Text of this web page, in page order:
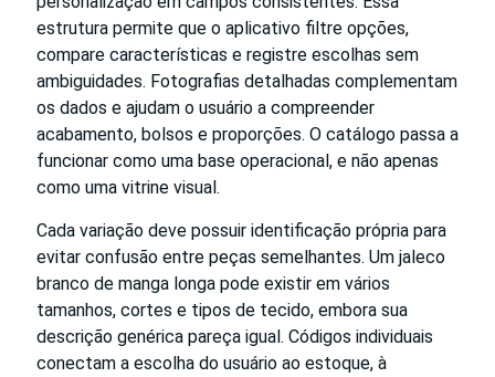
estrutura permite que o aplicativo filtre opções,
compare características e registre escolhas sem
ambiguidades. Fotografias detalhadas complementam
os dados e ajudam o usuário a compreender
acabamento, bolsos e proporções. O catálogo passa a
funcionar como uma base operacional, e não apenas
como uma vitrine visual.
Cada variação deve possuir identificação própria para
evitar confusão entre peças semelhantes. Um jaleco
branco de manga longa pode existir em vários
tamanhos, cortes e tipos de tecido, embora sua
descrição genérica pareça igual. Códigos individuais
conectam a escolha do usuário ao estoque, à